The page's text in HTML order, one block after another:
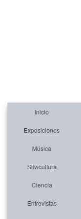
Inicio
Exposiciones
Música
Silvicultura
Ciencia
Entrevistas